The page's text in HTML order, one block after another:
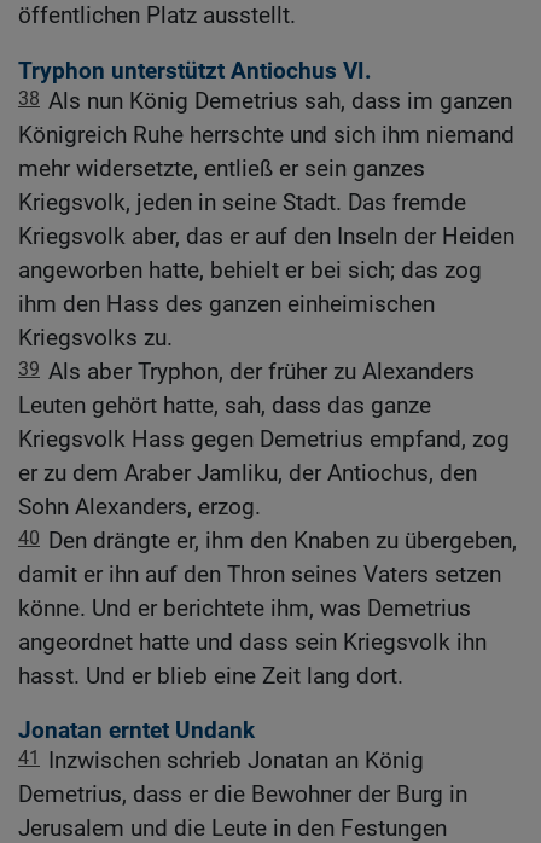
öffentlichen Platz ausstellt.
Tryphon unterstützt Antiochus VI.
38 Als nun König Demetrius sah, dass im ganzen
Königreich Ruhe herrschte und sich ihm niemand
mehr widersetzte, entließ er sein ganzes
Kriegsvolk, jeden in seine Stadt. Das fremde
Kriegsvolk aber, das er auf den Inseln der Heiden
angeworben hatte, behielt er bei sich; das zog
ihm den Hass des ganzen einheimischen
Kriegsvolks zu.
39 Als aber Tryphon, der früher zu Alexanders
Leuten gehört hatte, sah, dass das ganze
Kriegsvolk Hass gegen Demetrius empfand, zog
er zu dem Araber Jamliku, der Antiochus, den
Sohn Alexanders, erzog.
40 Den drängte er, ihm den Knaben zu übergeben,
damit er ihn auf den Thron seines Vaters setzen
könne. Und er berichtete ihm, was Demetrius
angeordnet hatte und dass sein Kriegsvolk ihn
hasst. Und er blieb eine Zeit lang dort.
Jonatan erntet Undank
41 Inzwischen schrieb Jonatan an König
Demetrius, dass er die Bewohner der Burg in
Jerusalem und die Leute in den Festungen